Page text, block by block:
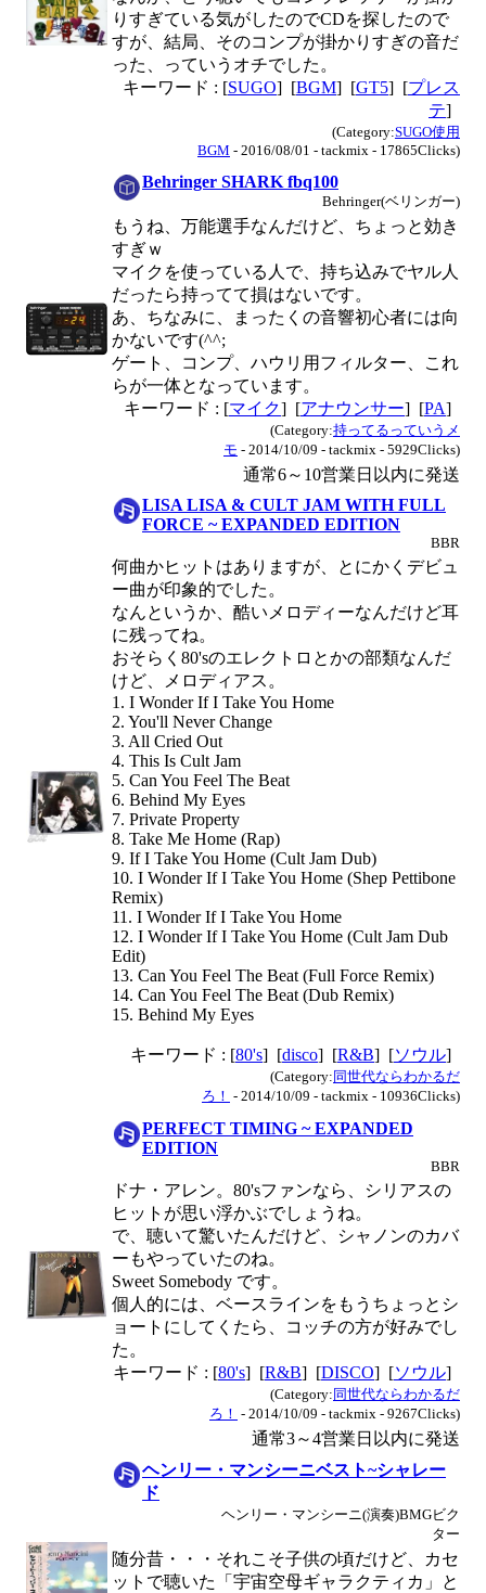
りすぎている気がしたのでCDを探したので
すが、結局、そのコンプが掛かりすぎの音だ
った、っていうオチでした。
キーワード : [SUGO] [BGM] [GT5] [プレス
テ]
(Category:SUGO使用
BGM - 2016/08/01 - tackmix - 17865Clicks)
Behringer SHARK fbq100
Behringer(ベリンガー)
もうね、万能選手なんだけど、ちょっと効き
すぎｗ
マイクを使っている人で、持ち込みでヤル人
だったら持ってて損はないです。
あ、ちなみに、まったくの音響初心者には向
かないです(^^;
ゲート、コンプ、ハウリ用フィルター、これ
らが一体となっています。
キーワード : [マイク] [アナウンサー] [PA]
(Category:持ってるっていうメ
モ - 2014/10/09 - tackmix - 5929Clicks)
通常6～10営業日以内に発送
LISA LISA & CULT JAM WITH FULL
FORCE ~ EXPANDED EDITION
BBR
何曲かヒットはありますが、とにかくデビュ
ー曲が印象的でした。
なんというか、酷いメロディーなんだけど耳
に残ってね。
おそらく80'sのエレクトロとかの部類なんだ
けど、メロディアス。
1. I Wonder If I Take You Home
2. You'll Never Change
3. All Cried Out
4. This Is Cult Jam
5. Can You Feel The Beat
6. Behind My Eyes
7. Private Property
8. Take Me Home (Rap)
9. If I Take You Home (Cult Jam Dub)
10. I Wonder If I Take You Home (Shep Pettibone
Remix)
11. I Wonder If I Take You Home
12. I Wonder If I Take You Home (Cult Jam Dub
Edit)
13. Can You Feel The Beat (Full Force Remix)
14. Can You Feel The Beat (Dub Remix)
15. Behind My Eyes
キーワード : [80's] [disco] [R&B] [ソウル]
(Category: 同世代ならわかるだ
ろ！ - 2014/10/09 - tackmix - 10936Clicks)
PERFECT TIMING ~ EXPANDED
EDITION
BBR
ドナ・アレン。80'sファンなら、シリアスの
ヒットが思い浮かぶでしょうね。
で、聴いて驚いたんだけど、シャノンのカバ
ーもやっていたのね。
Sweet Somebody です。
個人的には、ベースラインをもうちょっとシ
ョートにしてくたら、コッチの方が好みでし
た。
キーワード : [80's] [R&B] [DISCO] [ソウル]
(Category: 同世代ならわかるだ
ろ！ - 2014/10/09 - tackmix - 9267Clicks)
通常3～4営業日以内に発送
ヘンリー・マンシーニベスト~シャレー
ド
ヘンリー・マンシーニ(演奏)BMGビク
ター
随分昔・・・それこそ子供の頃だけど、カセ
ットで聴いた「宇宙空母ギャラクティカ」と